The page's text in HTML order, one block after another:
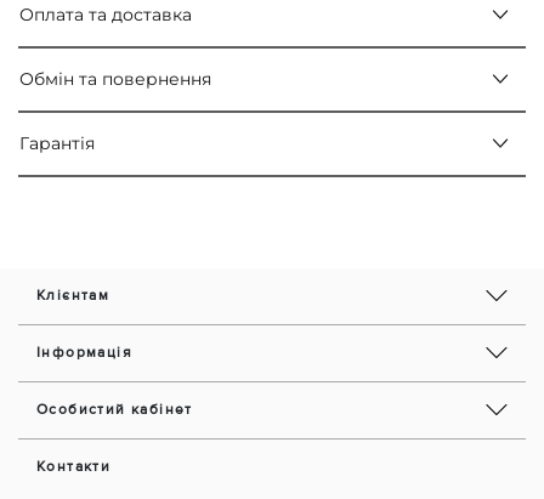
Оплата та доставка
Обмін та повернення
Гарантія
Клієнтам
Інформація
Особистий кабінет
Контакти